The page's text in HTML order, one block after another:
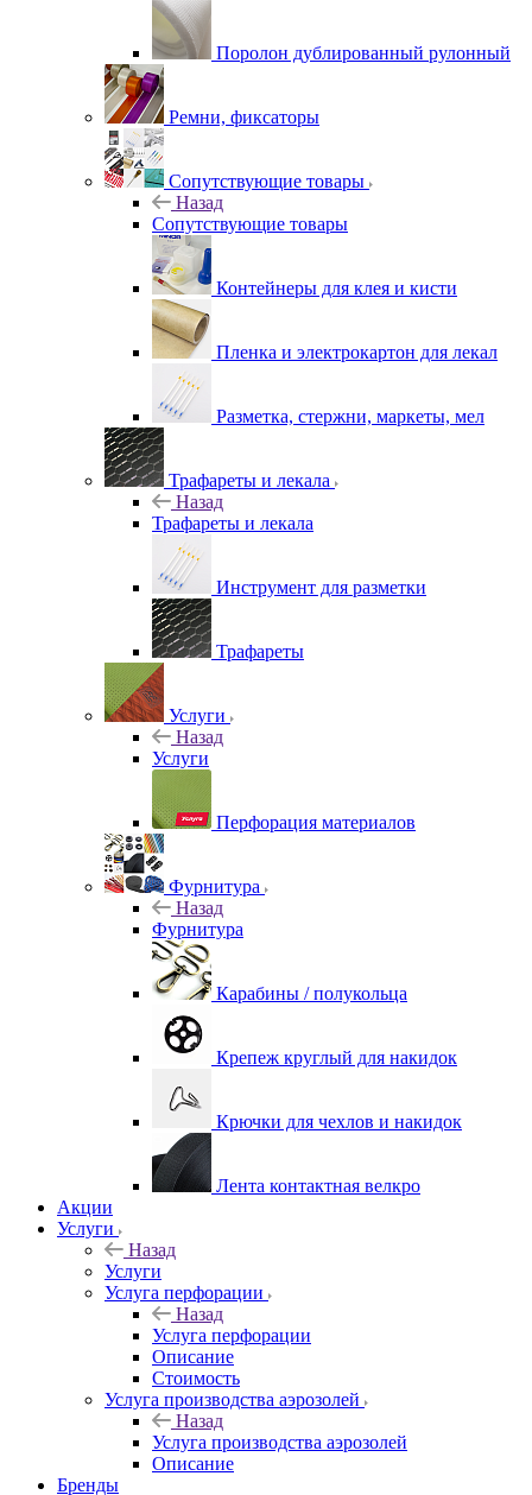
Поролон дублированный рулонный
Ремни, фиксаторы
Сопутствующие товары
Назад
Сопутствующие товары
Контейнеры для клея и кисти
Пленка и электрокартон для лекал
Разметка, стержни, маркеты, мел
Трафареты и лекала
Назад
Трафареты и лекала
Инструмент для разметки
Трафареты
Услуги
Назад
Услуги
Перфорация материалов
Фурнитура
Назад
Фурнитура
Карабины / полукольца
Крепеж круглый для накидок
Крючки для чехлов и накидок
Лента контактная велкро
Акции
Услуги
Назад
Услуги
Услуга перфорации
Назад
Услуга перфорации
Описание
Стоимость
Услуга производства аэрозолей
Назад
Услуга производства аэрозолей
Описание
Бренды